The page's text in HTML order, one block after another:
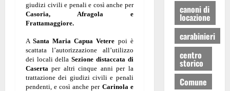
giudizi civili e penali e così anche per
Casoria, Afragola e
Frattamaggiore.
ASanta Maria Capua Vetere poi è
scattata l’autorizzazione all’utilizzo
dei locali dellaSezione distaccata di
Caserta per altri cinque anni per la
trattazione dei giudizi civili e penali
pendenti, e così anche perCarinola e
canoni di
locazione
carabinieri
centro
storico
Comune